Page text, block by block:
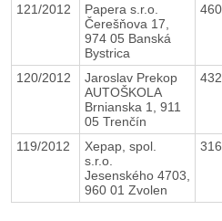
121/2012
Papera s.r.o.
Čerešňova 17,
974 05 Banská
Bystrica
120/2012
Jaroslav Prekop
AUTOŠKOLA
Brnianska 1, 911
05 Trenčín
119/2012
Xepap, spol.
s.r.o.
Jesenského 4703,
960 01 Zvolen